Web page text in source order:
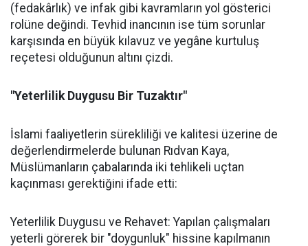
(fedakârlık) ve infak gibi kavramların yol gösterici
rolüne değindi. Tevhid inancının ise tüm sorunlar
karşısında en büyük kılavuz ve yegâne kurtuluş
reçetesi olduğunun altını çizdi.
"Yeterlilik Duygusu Bir Tuzaktır"
İslami faaliyetlerin sürekliliği ve kalitesi üzerine de
değerlendirmelerde bulunan Rıdvan Kaya,
Müslümanların çabalarında iki tehlikeli uçtan
kaçınması gerektiğini ifade etti:
Yeterlilik Duygusu ve Rehavet: Yapılan çalışmaları
yeterli görerek bir "doygunluk" hissine kapılmanın